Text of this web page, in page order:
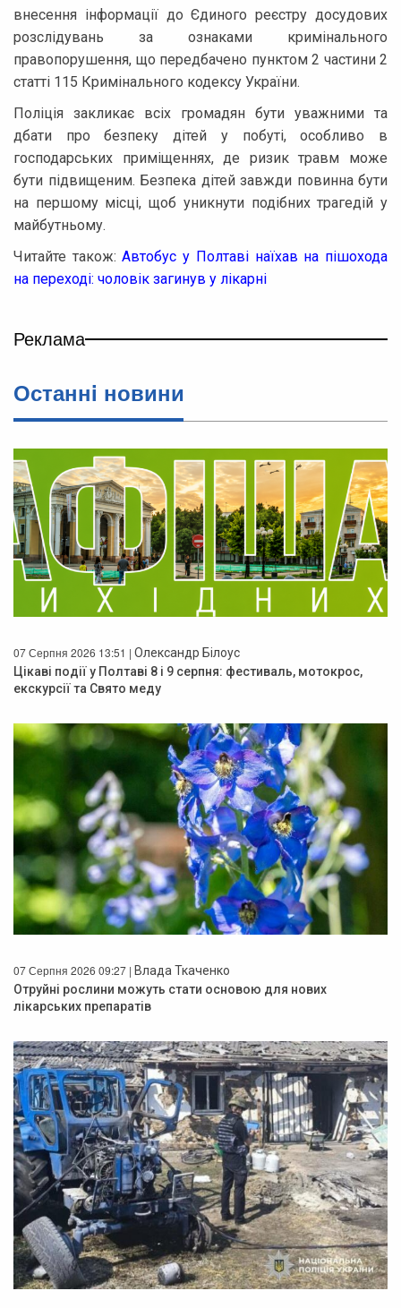
внесення інформації до Єдиного реєстру досудових
розслідувань за ознаками кримінального
правопорушення, що передбачено пунктом 2 частини 2
статті 115 Кримінального кодексу України.
Поліція закликає всіх громадян бути уважними та
дбати про безпеку дітей у побуті, особливо в
господарських приміщеннях, де ризик травм може
бути підвищеним. Безпека дітей завжди повинна бути
на першому місці, щоб уникнути подібних трагедій у
майбутньому.
Читайте також:Автобус у Полтаві наїхав на пішохода
на переході: чоловік загинув у лікарні
Реклама
Останнi новини
07 Серпня 2026 13:51 | Олександр Білоус
Цікаві події у Полтаві 8 і 9 серпня: фестиваль, мотокрос,
екскурсії та Свято меду
07 Серпня 2026 09:27 | Влада Ткаченко
Отруйні рослини можуть стати основою для нових
лікарських препаратів